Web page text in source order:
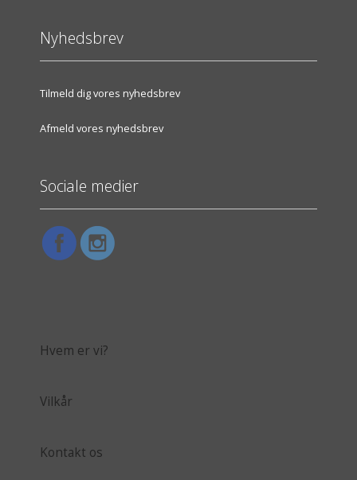
Nyhedsbrev
Tilmeld dig vores nyhedsbrev
Afmeld vores nyhedsbrev
Sociale medier
Hvem er vi?
Vilkår
Kontakt os